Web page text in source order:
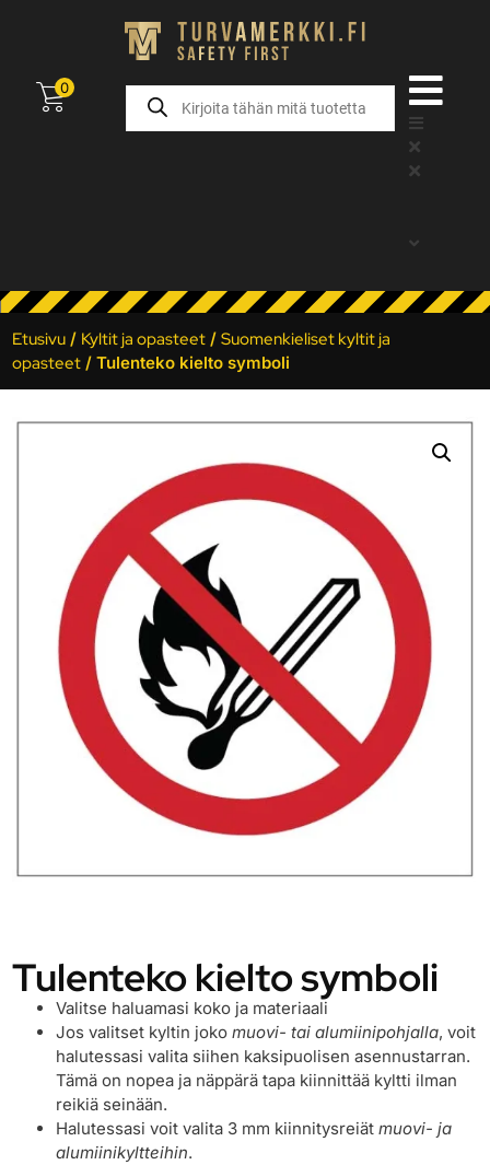
0
Etusivu / Kyltit ja opasteet /Suomenkieliset kyltit ja
opasteet / Tulenteko kielto symboli
Tulenteko kielto symboli
Valitse haluamasi koko ja materiaali
Jos valitset kyltin jokomuovi- tai alumiinipohjalla, voit
halutessasi valita siihen kaksipuolisen asennustarran.
Tämä on nopea ja näppärä tapa kiinnittää kyltti ilman
reikiä seinään.
Halutessasi voit valita 3 mm kiinnitysreiätmuovi- ja
alumiinikyltteihin.